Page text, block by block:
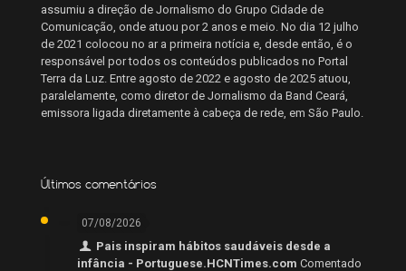
assumiu a direção de Jornalismo do Grupo Cidade de
Comunicação, onde atuou por 2 anos e meio. No dia 12 julho
de 2021 colocou no ar a primeira notícia e, desde então, é o
responsável por todos os conteúdos publicados no Portal
Terra da Luz. Entre agosto de 2022 e agosto de 2025 atuou,
paralelamente, como diretor de Jornalismo da Band Ceará,
emissora ligada diretamente à cabeça de rede, em São Paulo.
Últimos comentários
07/08/2026
Pais inspiram hábitos saudáveis desde a
infância - Portuguese.HCNTimes.com Comentado